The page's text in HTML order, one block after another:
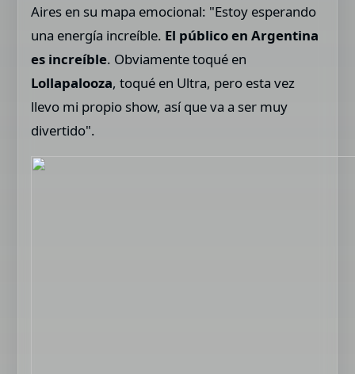
Aires en su mapa emocional: "Estoy esperando
una energía increíble. El público en Argentina
es increíble. Obviamente toqué en
Lollapalooza, toqué en Ultra, pero esta vez
llevo mi propio show, así que va a ser muy
divertido".